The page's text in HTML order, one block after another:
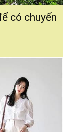
có chuyến